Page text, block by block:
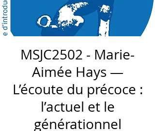
MSJC2502 - Marie-
Aimée Hays —
L’écoute du précoce :
l’actuel et le
générationnel